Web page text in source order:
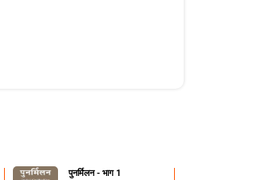
पुनर्मिलन - भाग 1